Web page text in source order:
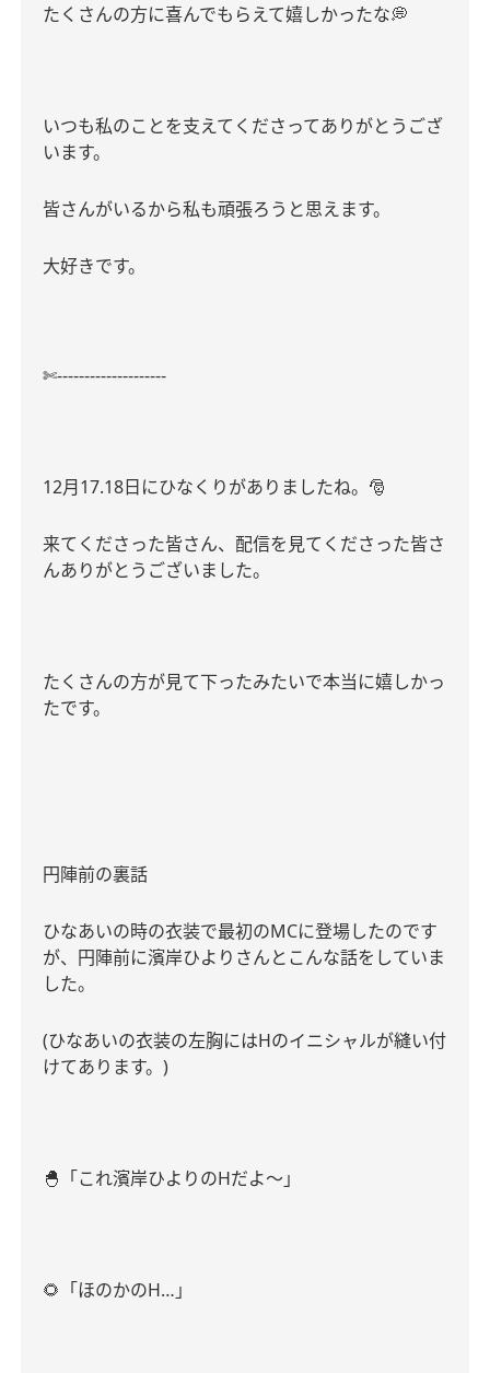
たくさんの方に喜んでもらえて嬉しかったな💭
いつも私のことを支えてくださってありがとうござ
います。
皆さんがいるから私も頑張ろうと思えます。
大好きです。
✄-------------------‐
12月17.18日にひなくりがありましたね。 🎅
来てくださった皆さん、配信を見てくださった皆さ
んありがとうございました。
たくさんの方が見て下ったみたいで本当に嬉しかっ
たです。
円陣前の裏話
ひなあいの時の衣装で最初のMCに登場したのです
が、円陣前に濱岸ひよりさんとこんな話をしていま
した。
(ひなあいの衣装の左胸にはHのイニシャルが縫い付
けてあります。 )
🐣 「これ濱岸ひよりのHだよ～」
🌻 「ほのかのH… 」